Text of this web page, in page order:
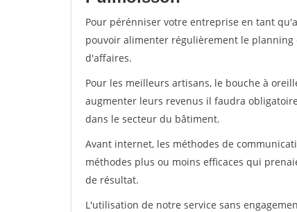
Pour pérénniser votre entreprise en tant
pouvoir alimenter régulièrement le
d'affaires.
Pour les meilleurs artisans, le bouche à
augmenter leurs revenus il faudra
dans le secteur du bâtiment.
Avant internet, les méthodes de
méthodes plus ou moins efficaces qui
de résultat.
L'utilisation de notre service sans